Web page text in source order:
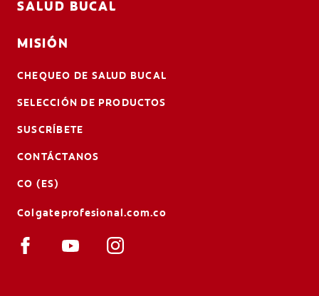
SALUD BUCAL
MISIÓN
CHEQUEO DE SALUD BUCAL
SELECCIÓN DE PRODUCTOS
SUSCRÍBETE
CONTÁCTANOS
CO (ES)
Colgateprofesional.com.co